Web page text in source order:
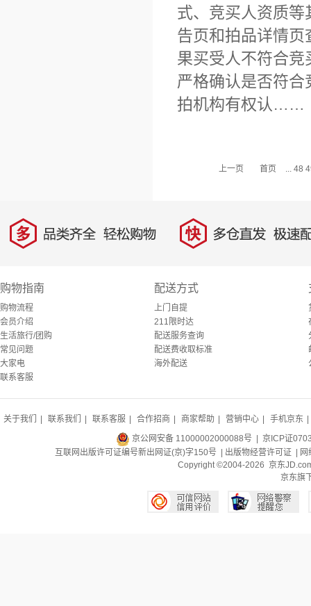
式、竞买人资质
告页和拍品详情
果买受人不符合
严格确认是否符
拍机构有权认……
上一页 首页 ... 48
多 品类齐全，轻松购物 快 多仓直发，极速配
购物指南
购物流程
会员介绍
生活旅行/团购
常见问题
大家电
联系客服
配送方式
上门自提
211限时达
配送服务查询
配送费收取标准
海外配送
关于我们 联系我们 联系客服 合作招商 商家帮助 营销中心 手机京东
京公网安备 11000002000088号 | 京ICP证
互联网出版许可证编号新出网证(京)字150号 | 出版物经营许可证
Copyright ©2004-2026 京东
京东旗